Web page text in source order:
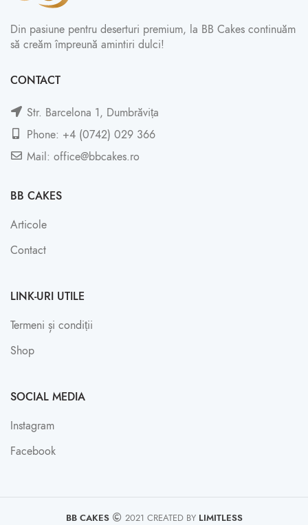
Din pasiune pentru deserturi premium, la BB Cakes continuăm
să creăm împreună amintiri dulci!
CONTACT
Str. Barcelona 1, Dumbrăvița
Phone: +4 (0742) 029 366
Mail: office@bbcakes.ro
BB CAKES
Articole
Contact
LINK-URI UTILE
Termeni și condiții
Shop
SOCIAL MEDIA
Instagram
Facebook
BB CAKES 2021 CREATED BY LIMITLESS